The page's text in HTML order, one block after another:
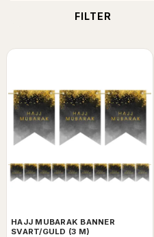
FILTER
HAJJ MUBARAK BANNER
SVART/GULD (3 M)